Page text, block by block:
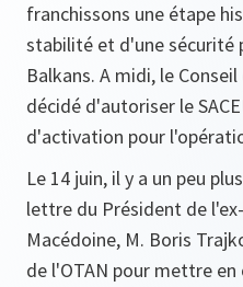
franchissons une étape
stabilité et d'une sécurité
Balkans. A midi, le
décidé d'autoriser le
d'activation pour
Le 14 juin, il y a un peu
lettre du Président de
Macédoine, M. Boris
de l'OTAN pour mettre